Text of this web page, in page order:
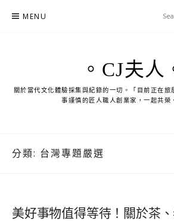
MENU
。CJ夫人
關於當代文化體驗採集與紀錄的一切。「目前正在旅
事謹慎的匠人職人創業家，一起共榮
分類: 台灣專題嚴選
美好事物值得等待！關於茶